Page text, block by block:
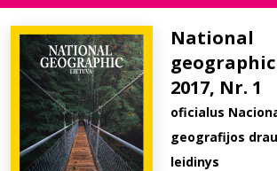
National
2017, Nr. 1
oficialus
geografijos
leidinys